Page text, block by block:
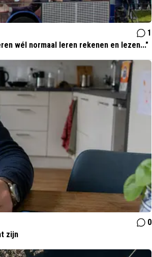
1
wél normaal leren rekenen en lezen..."
0
zijn